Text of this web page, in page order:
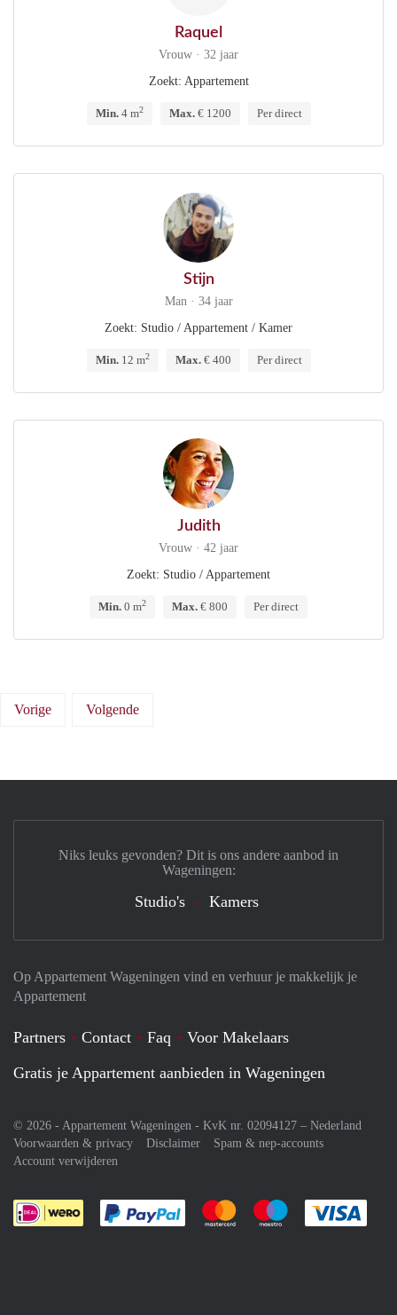
Raquel
Vrouw · 32 jaar
Zoekt: Appartement
Min.4 m2 Max.€ 1200 Per direct
Stijn
Man · 34 jaar
Zoekt: Studio / Appartement / Kamer
Min.12 m2 Max.€ 400 Per direct
Judith
Vrouw · 42 jaar
Zoekt: Studio / Appartement
Min. 0 m2 Max. € 800 Per direct
Vorige Volgende
Op Appartement Wageningen vind en verhuur je makkelijk je
Appartement
Partners Contact Faq
Voor Makelaars
Gratis je Appartement aanbieden in Wageningen
© 2026 - Appartement Wageningen - KvK nr. 02094127 – Nederland
Voorwaarden & privacy
Disclaimer
Spam & nep-accounts
Account verwijderen
Je rekent gemakkelijk af met Paypal
Je rekent gemakkelijk af met
Je rekent
Niks leuks gevonden? Dit is ons andere aanbod in
Wageningen:
Studio's Kamers